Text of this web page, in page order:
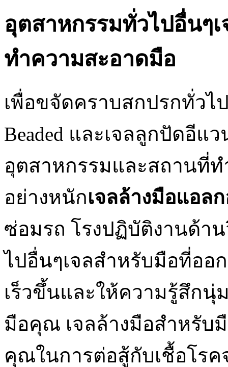
อุตสาหกรรมทั่วไปอื่นๆ
ทำความสะอาดมือ
เพื่อขจัดคราบสกปรกทั่ว
Beaded และเจลลูกปัดอีแ
อุตสาหกรรมและสถานที่
อย่างหนักเจลล้างมือแอล
ซ่อมรถ โรงปฏิบัติงานด้า
ไปอื่นๆเจลสำหรับมือที่ออ
เร็วขึ้นและให้ความรู้สึกนุ่
มือคุณ เจลล้างมือสำหรั
คุณในการต่อสู้กับเชื้อโรค